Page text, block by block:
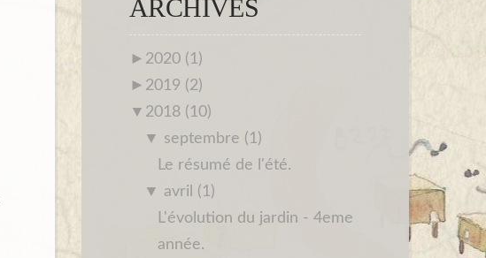
ARCHIVES
► 2020 (1)
► 2019 (2)
▼ 2018 (10)
▼ septembre (1)
Le résumé de l'été.
▼ avril (1)
L'évolution du jardin - 4eme
année.